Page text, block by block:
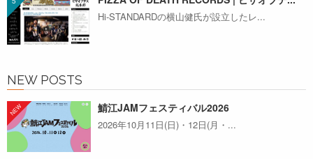
Hi-STANDARDの横山健氏が設立したレ...
NEW POSTS
鯖江JAMフェスティバル2026
2026年10月11日(日)・12日(月・...